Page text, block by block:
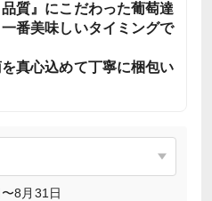
質』にこだわった葡萄達
番美味しいタイミングで
真心込めて丁寧に梱包い
8月31日